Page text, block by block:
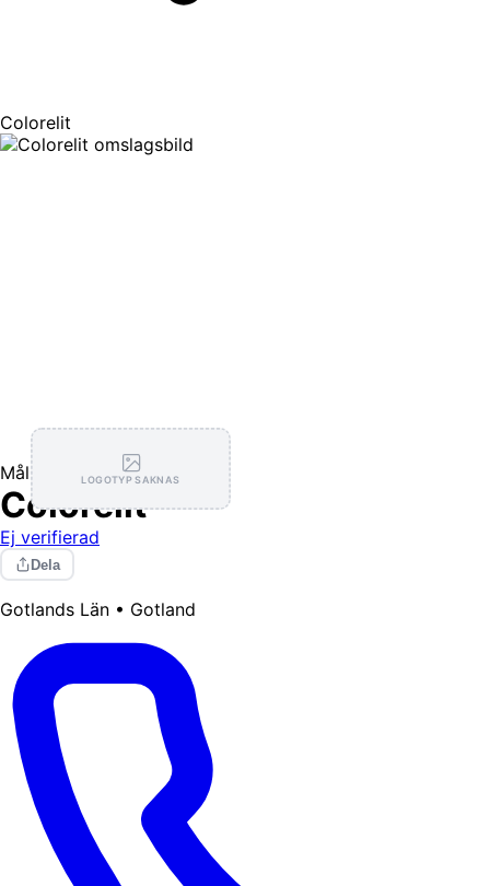
Colorelit
LOGOTYP SAKNAS
Målning / Tapetsering
Colorelit
Ej verifierad
Dela
Gotlands Län • Gotland